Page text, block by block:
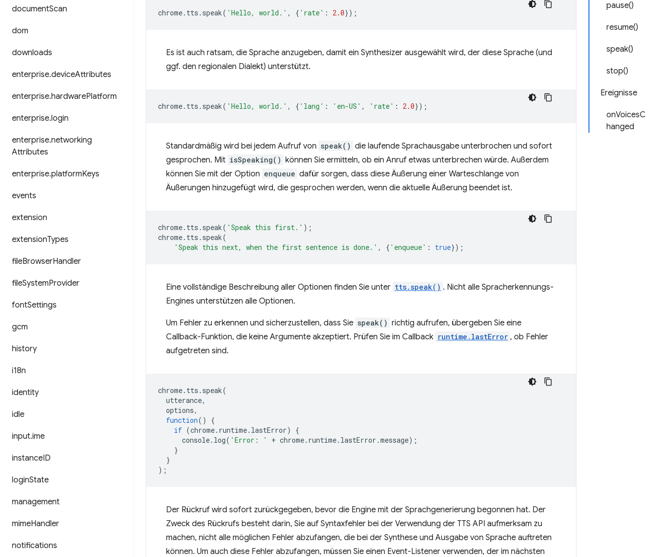
documentScan
dom
downloads
enterprise.deviceAttributes
enterprise.hardwarePlatform
enterprise.login
enterprise.networking
Attributes
enterprise.platformKeys
events
extension
extensionTypes
fileBrowserHandler
fileSystemProvider
fontSettings
gcm
history
i18n
identity
idle
input.ime
instanceID
loginState
management
mimeHandler
notifications
pause()
resume()
speak()
stop()
Ereignisse
onVoicesC
hanged
chrome. tts . speak( 'Hello, world.' , { 'rate' : 2.0});
Es ist auch ratsam, die Sprache anzugeben, damit ein Synthesizer ausgewählt wird, der diese Sprache (und
ggf. den regionalen Dialekt) unterstützt.
chrome. tts . speak( 'Hello, world.' , { 'lang' : 'en-US' , 'rate' : 2.0});
Standardmäßig wird bei jedem Aufruf von speak() die laufende Sprachausgabe unterbrochen und sofort
gesprochen. Mit isSpeaking() können Sie ermitteln, ob ein Anruf etwas unterbrechen würde. Außerdem
können Sie mit der Option enqueue dafür sorgen, dass diese Äußerung einer Warteschlange von
Äußerungen hinzugefügt wird, die gesprochen werden, wenn die aktuelle Äußerung beendet ist.
chrome. tts . speak( 'Speak this first.' );
chrome. tts . speak(
'Speak this next, when the first sentence is done.' , { 'enqueue' : true});
Eine vollständige Beschreibung aller Optionen finden Sie unter tts.speak() . Nicht alle Spracherkennungs-
Engines unterstützen alle Optionen.
Um Fehler zu erkennen und sicherzustellen, dass Sie speak() richtig aufrufen, übergeben Sie eine
Callback-Funktion, die keine Argumente akzeptiert. Prüfen Sie im Callback runtime.lastError , ob Fehler
aufgetreten sind.
chrome. tts . speak(
utterance,
options,
function()
{
if (chrome. runtime. lastError)
{
console. log( 'Error: ' + chrome. runtime. lastError .message);
}
}
);
Der Rückruf wird sofort zurückgegeben, bevor die Engine mit der Sprachgenerierung begonnen hat. Der
Zweck des Rückrufs besteht darin, Sie auf Syntaxfehler bei der Verwendung der TTS API aufmerksam zu
machen, nicht alle möglichen Fehler abzufangen, die bei der Synthese und Ausgabe von Sprache auftreten
können. Um auch diese Fehler abzufangen, müssen Sie einen Event-Listener verwenden, der im nächsten